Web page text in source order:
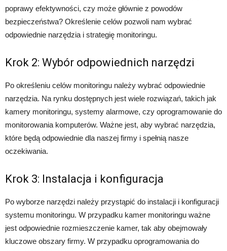
poprawy efektywności, czy może głównie z powodów
bezpieczeństwa? Określenie celów pozwoli nam wybrać
odpowiednie narzędzia i strategię monitoringu.
Krok 2: Wybór odpowiednich narzędzi
Po określeniu celów monitoringu należy wybrać odpowiednie
narzędzia. Na rynku dostępnych jest wiele rozwiązań, takich jak
kamery monitoringu, systemy alarmowe, czy oprogramowanie do
monitorowania komputerów. Ważne jest, aby wybrać narzędzia,
które będą odpowiednie dla naszej firmy i spełnią nasze
oczekiwania.
Krok 3: Instalacja i konfiguracja
Po wyborze narzędzi należy przystąpić do instalacji i konfiguracji
systemu monitoringu. W przypadku kamer monitoringu ważne
jest odpowiednie rozmieszczenie kamer, tak aby obejmowały
kluczowe obszary firmy. W przypadku oprogramowania do